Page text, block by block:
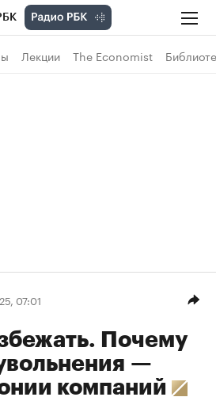
Лекции The Economist
07:01
Почему
—
компаний